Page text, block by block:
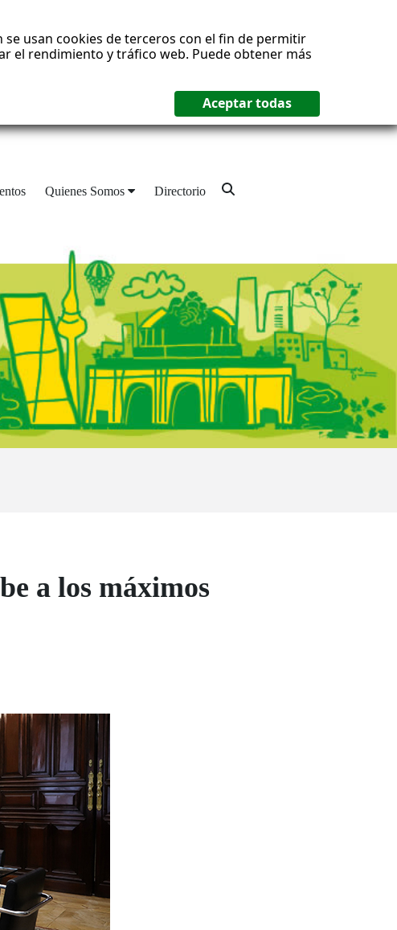
usan cookies de terceros con el fin de permitir
el rendimiento y tráfico web. Puede obtener más
Quienes Somos Directorio
a los máximos